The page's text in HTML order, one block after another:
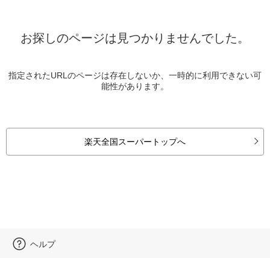
お探しのページは見つかりませんでした。
指定されたURLのページは存在しないか、一時的に利用できない可
能性があります。
楽天全国スーパートップへ
ヘルプ